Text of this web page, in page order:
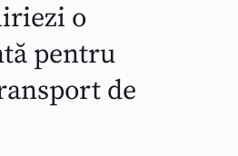
o
pentru
de